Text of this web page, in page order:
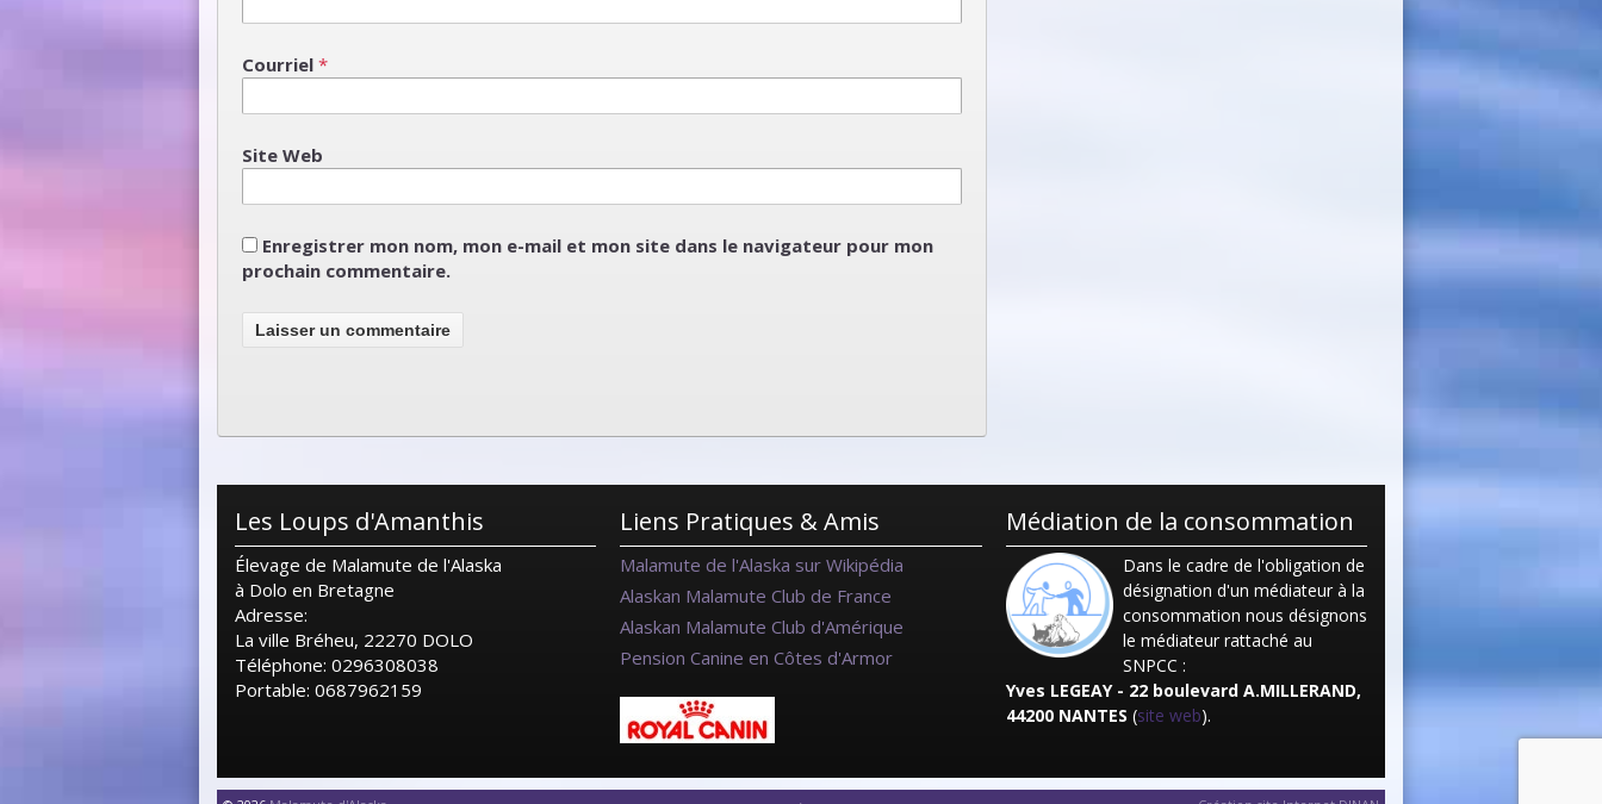
Courriel *
Site Web
Enregistrer mon nom, mon e-mail et mon site dans le navigateur pour mon
prochain commentaire.
Les Loups d'Amanthis
Élevage de Malamute de l'Alaska
à Dolo en Bretagne
Adresse:
La ville Bréheu, 22270 DOLO
Téléphone: 0296308038
Portable: 0687962159
Liens Pratiques & Amis
Malamute de l'Alaska sur Wikipédia
Alaskan Malamute Club de France
Alaskan Malamute Club d'Amérique
Pension Canine en Côtes d'Armor
Médiation de la consommation
Dans le cadre de l'obligation de
désignation d'un médiateur à la
consommation nous désignons
le médiateur rattaché au
SNPCC :
Yves LEGEAY - 22 boulevard A.MILLERAND,
44200 NANTES (site web).